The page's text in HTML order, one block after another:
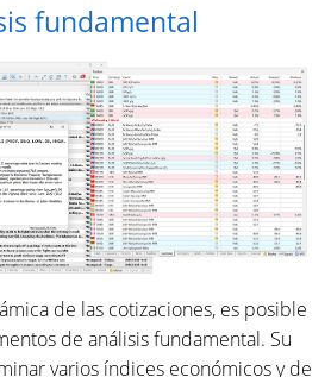
fundamental
de las cotizaciones, es posible
de análisis fundamental. Su
varios índices económicos y de